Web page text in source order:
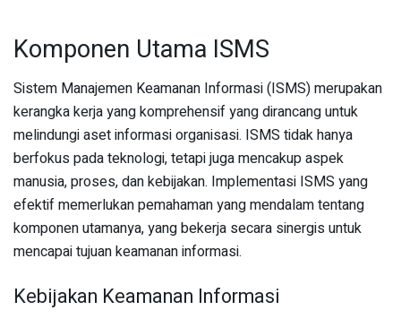
Komponen Utama ISMS
Sistem Manajemen Keamanan Informasi (ISMS) merupakan
kerangka kerja yang komprehensif yang dirancang untuk
melindungi aset informasi organisasi. ISMS tidak hanya
berfokus pada teknologi, tetapi juga mencakup aspek
manusia, proses, dan kebijakan. Implementasi ISMS yang
efektif memerlukan pemahaman yang mendalam tentang
komponen utamanya, yang bekerja secara sinergis untuk
mencapai tujuan keamanan informasi.
Kebijakan Keamanan Informasi